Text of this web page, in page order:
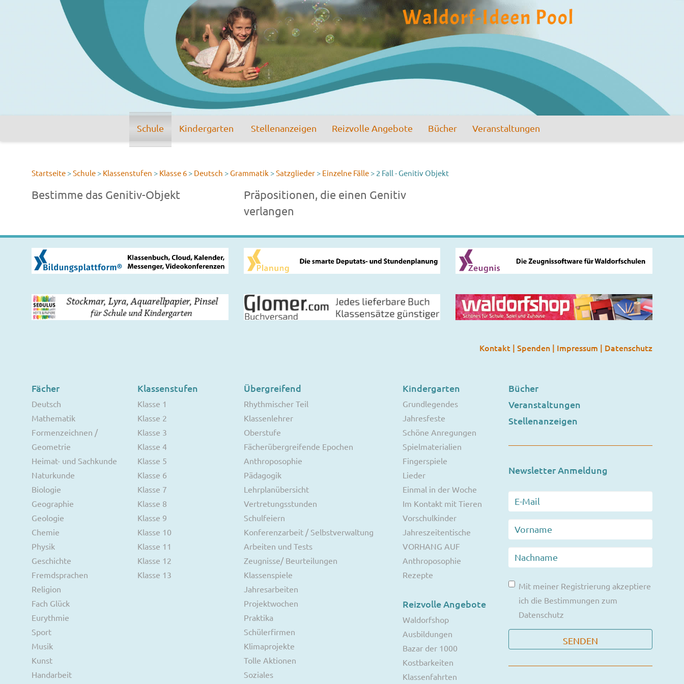
Schule Kindergarten Stellenanzeigen Reizvolle Angebote Bücher Veranstaltungen
Startseite >Schule > Klassenstufen > Klasse 6 > Deutsch >Grammatik >Satzglieder > Einzelne Fälle > 2 Fall - Genitiv Objekt
Bestimme das Genitiv-Objekt
Präpositionen, die einen Genitiv
verlangen
Kontakt | Spenden | Impressum | Datenschutz
Fächer
Deutsch
Mathematik
Formenzeichnen /
Geometrie
Heimat- und Sachkunde
Naturkunde
Biologie
Geographie
Geologie
Chemie
Physik
Geschichte
Fremdsprachen
Religion
Fach Glück
Eurythmie
Sport
Musik
Kunst
Handarbeit
Klassenstufen
Klasse 1
Klasse 2
Klasse 3
Klasse 4
Klasse 5
Klasse 6
Klasse 7
Klasse 8
Klasse 9
Klasse 10
Klasse 11
Klasse 12
Klasse 13
Übergreifend
Rhythmischer Teil
Klassenlehrer
Oberstufe
Fächerübergreifende Epochen
Anthroposophie
Pädagogik
Lehrplanübersicht
Vertretungsstunden
Schulfeiern
Konferenzarbeit / Selbstverwaltung
Arbeiten und Tests
Zeugnisse/ Beurteilungen
Klassenspiele
Jahresarbeiten
Projektwochen
Praktika
Schülerfirmen
Klimaprojekte
Tolle Aktionen
Soziales
Kindergarten
Grundlegendes
Jahresfeste
Schöne Anregungen
Spielmaterialien
Fingerspiele
Lieder
Einmal in der Woche
Im Kontakt mit Tieren
Vorschulkinder
Jahreszeitentische
VORHANG AUF
Anthroposophie
Rezepte
Reizvolle Angebote
Waldorfshop
Ausbildungen
Bazar der 1000
Kostbarkeiten
Klassenfahrten
Bücher
Veranstaltungen
Stellenanzeigen
Newsletter Anmeldung
Mit meiner Registrierung akzeptiere
ich die Bestimmungen zum
Datenschutz